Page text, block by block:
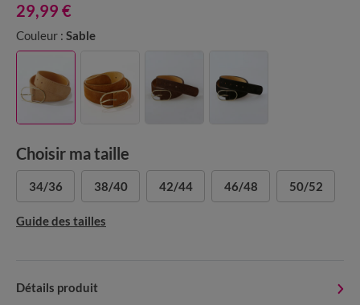
29,99 €
Couleur : Sable
Choisir ma taille
34/36 38/40 42/44 46/48 50/52
Guide des tailles
Détails produit